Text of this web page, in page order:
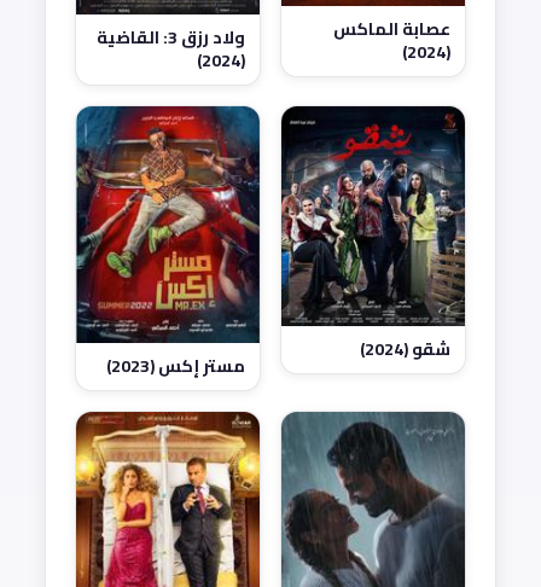
عصابة الماكس
(2024) ولاد رزق 3: القاضية
(2024)
شقو (2024)
مستر إكس (2023)